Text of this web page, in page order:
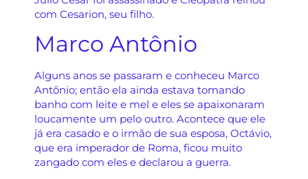
com Cesarion, seu filho.
Marco Antônio
Alguns anos se passaram e conheceu Marco
Antônio; então ela ainda estava tomando
banho com leite e mel e eles se apaixonaram
loucamente um pelo outro. Acontece que ele
já era casado e o irmão de sua esposa, Octávio,
que era imperador de Roma, ficou muito
zangado com eles e declarou a guerra.